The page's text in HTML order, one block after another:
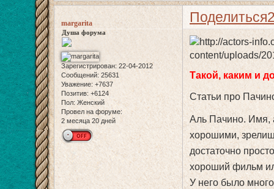
Поделиться
margarita
Душа форума
Зарегистрирован: 22-04-2012
Сообщений: 25631
Уважение: +7637
Позитив: +6124
Пол: Женский
Провел на форуме:
2 месяца 20 дней
Такой, каким и
Статьи про
Аль Пачино. Имя,
хорошими,
достаточно
хороший фильм
У него было